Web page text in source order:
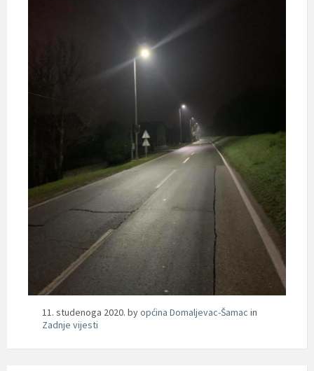
11. studenoga 2020. byopćina Domaljevac-Šamac in
Zadnje vijesti